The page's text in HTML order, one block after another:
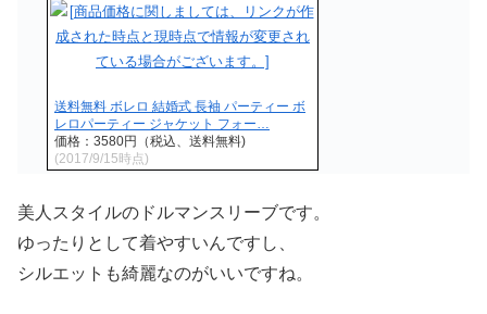
送料無料 ボレロ 結婚式 長袖 パーティー ボ
レロパーティー ジャケット フォー…
価格：3580円（税込、送料無料)
(2017/9/15時点)
美人スタイルのドルマンスリーブです。
ゆったりとして着やすいんですし、
シルエットも綺麗なのがいいですね。